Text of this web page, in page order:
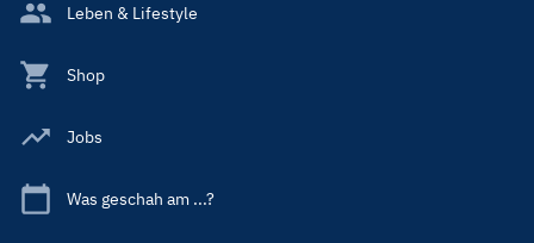
Leben & Lifestyle
Shop
Jobs
Was geschah am ...?